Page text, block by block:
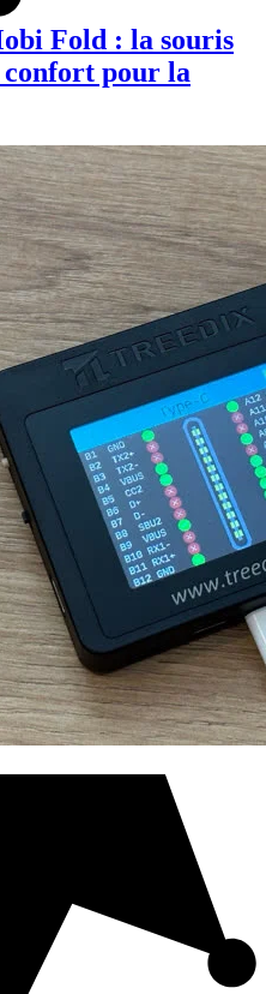
Fold : la souris
pour la